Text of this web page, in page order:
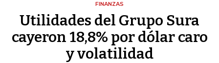
FINANZAS
Utilidades del Grupo Sura
cayeron 18,8% por dólar caro
y volatilidad